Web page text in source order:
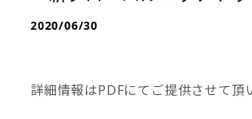
2020/06/30
詳細情報はPDFにてご提供させて頂